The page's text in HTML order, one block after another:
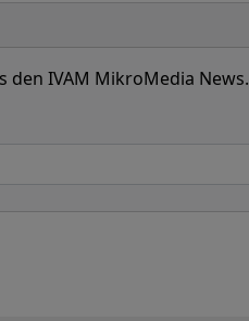
den IVAM MikroMedia News.